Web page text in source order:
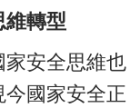
維轉型
安全思維也
國家安全正